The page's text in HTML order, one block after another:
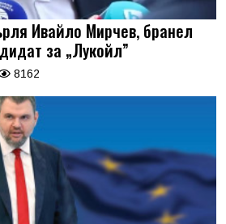
Ивайло Мирчев, бранел
за „Лукойл”
8162